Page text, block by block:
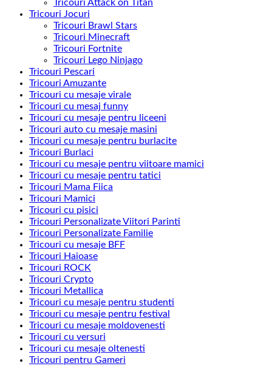
Tricouri Attack on Titan
Tricouri Jocuri
Tricouri Brawl Stars
Tricouri Minecraft
Tricouri Fortnite
Tricouri Lego Ninjago
Tricouri Pescari
Tricouri Amuzante
Tricouri cu mesaje virale
Tricouri cu mesaj funny
Tricouri cu mesaje pentru liceeni
Tricouri auto cu mesaje masini
Tricouri cu mesaje pentru burlacite
Tricouri Burlaci
Tricouri cu mesaje pentru viitoare mamici
Tricouri cu mesaje pentru tatici
Tricouri Mama Fiica
Tricouri Mamici
Tricouri cu pisici
Tricouri Personalizate Viitori Parinti
Tricouri Personalizate Familie
Tricouri cu mesaje BFF
Tricouri Haioase
Tricouri ROCK
Tricouri Crypto
Tricouri Metallica
Tricouri cu mesaje pentru studenti
Tricouri cu mesaje pentru festival
Tricouri cu mesaje moldovenesti
Tricouri cu versuri
Tricouri cu mesaje oltenesti
Tricouri pentru Gameri